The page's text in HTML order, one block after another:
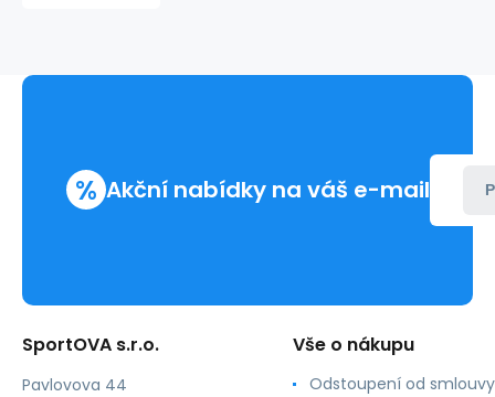
Anita
% Akční nabídky na váš e-mail
SportOVA s.r.o.
Pavlovova 44
Vše o nákupu
Odstoupení od smlouvy